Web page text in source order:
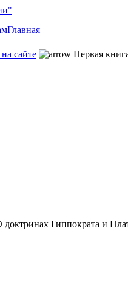
Главная
сайте Первая
доктринах Гиппократа и